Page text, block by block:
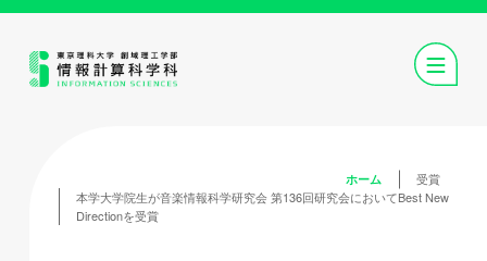
ホーム
受賞
本学大学院生が音楽情報科学研究会 第136回研究会においてBest New
Directionを受賞